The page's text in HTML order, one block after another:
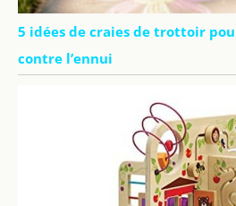
5 idées de craies de trottoir
contre l’ennui